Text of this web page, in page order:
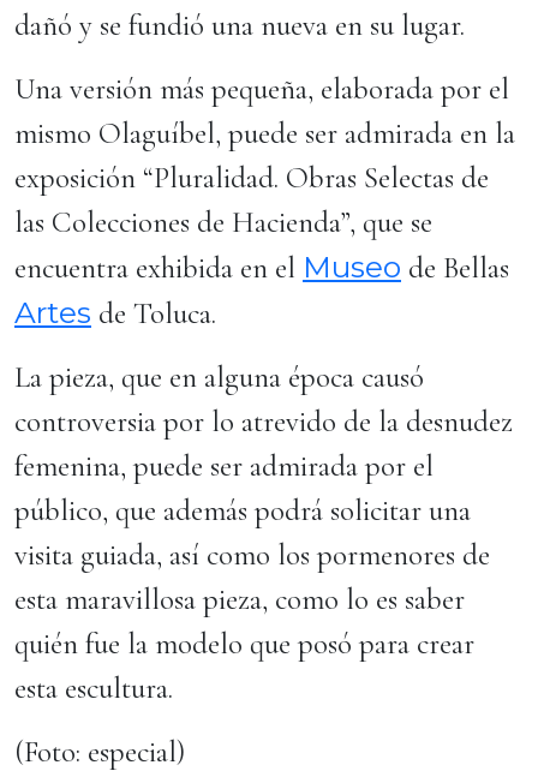
dañó y se fundió una nueva en su lugar.
Una versión más pequeña, elaborada por el
mismo Olaguíbel, puede ser admirada en la
exposición “Pluralidad. Obras Selectas de
las Colecciones de Hacienda”, que se
encuentra exhibida en el Museo de Bellas
Artes de Toluca.
La pieza, que en alguna época causó
controversia por lo atrevido de la desnudez
femenina, puede ser admirada por el
público, que además podrá solicitar una
visita guiada, así como los pormenores de
esta maravillosa pieza, como lo es saber
quién fue la modelo que posó para crear
esta escultura.
(Foto: especial)